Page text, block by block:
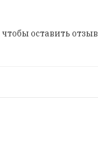
чтобы оставить отзыв